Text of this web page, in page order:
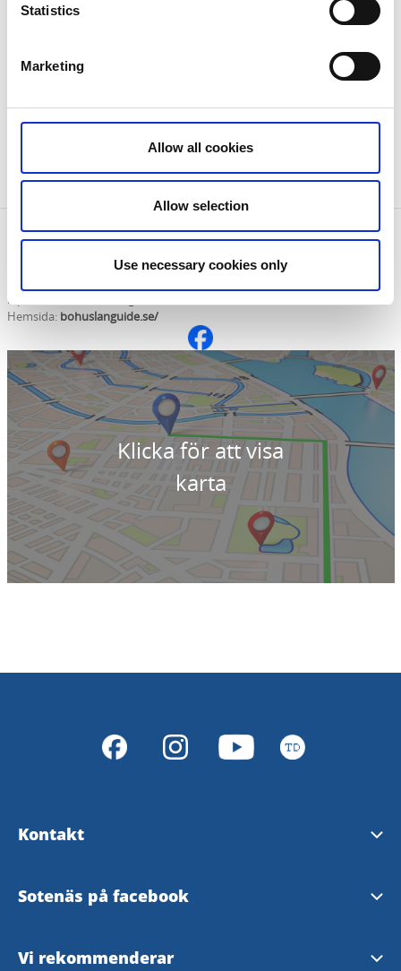
Statistics
Marketing
Allow all cookies
Allow selection
Use necessary cookies only
Kontakta en guide >>
Kontaktinformation
E-post:
Hemsida: bohuslanguide.se/
Klicka för att visa
karta
Kontakt
Turistinformation
Sotenäs på facebook
Visit Smögen &
Vi rekommenderar